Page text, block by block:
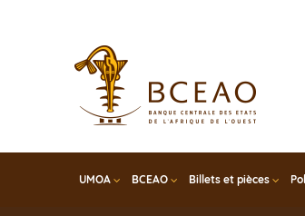
UMOA BCEAO Billets et pièces